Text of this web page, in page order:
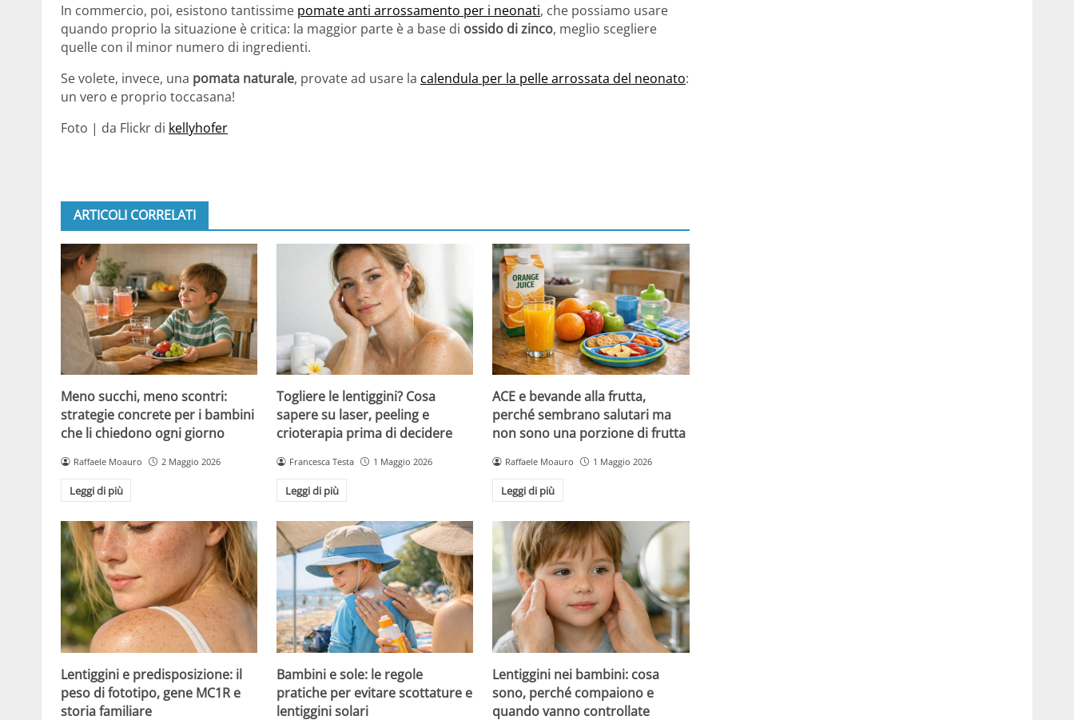
In commercio, poi, esistono tantissime pomate anti arrossamento per i neonati, che possiamo usare
quando proprio la situazione è critica: la maggior parte è a base di ossido di zinco, meglio scegliere
quelle con il minor numero di ingredienti.
Se volete, invece, una pomata naturale, provate ad usare la calendula per la pelle arrossata del neonato:
un vero e proprio toccasana!
Foto | da Flickr di kellyhofer
ARTICOLI CORRELATI
Meno succhi, meno scontri:
strategie concrete per i bambini
che li chiedono ogni giorno
Raffaele Moauro 2 Maggio 2026
Leggi di più
Togliere le lentiggini? Cosa
sapere su laser, peeling e
crioterapia prima di decidere
Francesca Testa 1 Maggio 2026
Leggi di più
ACE e bevande alla frutta,
perché sembrano salutari ma
non sono una porzione di frutta
Raffaele Moauro 1 Maggio 2026
Leggi di più
Lentiggini e predisposizione: il
peso di fototipo, gene MC1R e
storia familiare
Bambini e sole: le regole
pratiche per evitare scottature e
lentiggini solari
Lentiggini nei bambini: cosa
sono, perché compaiono e
quando vanno controllate